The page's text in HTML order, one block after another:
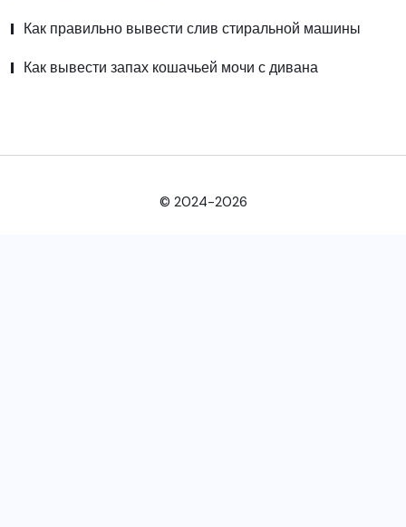
Как правильно вывести слив стиральной машины
Как вывести запах кошачьей мочи с дивана
© 2024-2026